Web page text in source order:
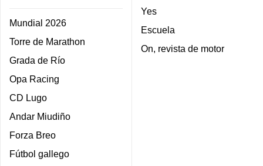
Mundial 2026
Torre de Marathon
Grada de Río
Opa Racing
CD Lugo
Andar Miudiño
Forza Breo
Fútbol gallego
Yes
Escuela
On, revista de motor